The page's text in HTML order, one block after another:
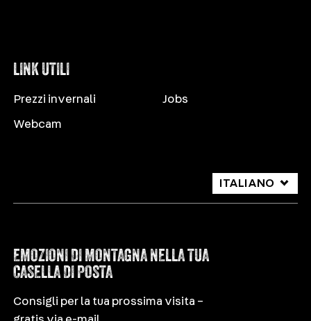
LINK UTILI
Prezzi invernali
Webcam
Jobs
ITALIANO
DEUTSCH
EMOZIONI DI MONTAGNA NELLA TUA
CASELLA DI POSTA
Consigli per la tua prossima visita –